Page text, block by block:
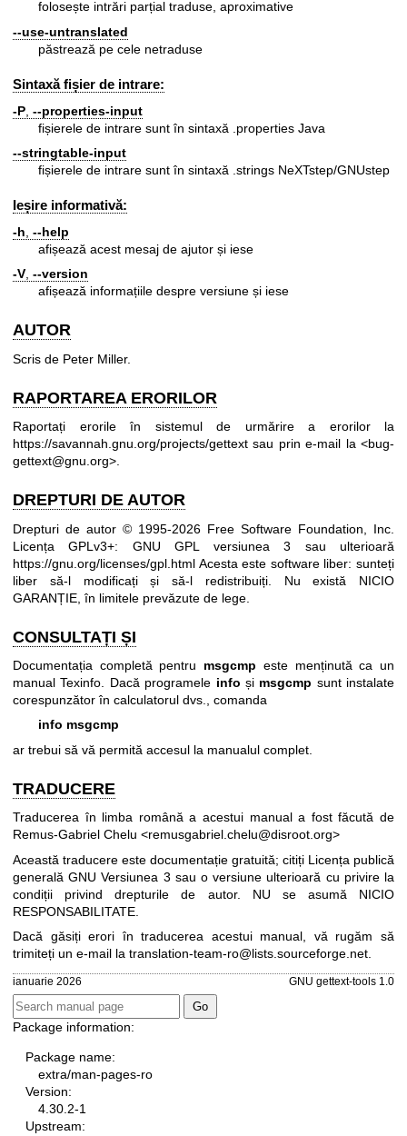
folosește intrări parțial traduse, aproximative
--use-untranslated
păstrează pe cele netraduse
Sintaxă fișier de intrare:
-P --properties-input
fișierele de intrare sunt în sintaxă .properties Java
--stringtable-input
fișierele de intrare sunt în sintaxă .strings NeXTstep/GNUstep
Ieșire informativă:
-h --help
afișează acest mesaj de ajutor și iese
-V --version
afișează informațiile despre versiune și iese
AUTOR
Scris de Peter Miller.
RAPORTAREA ERORILOR
Raportați erorile în sistemul de urmărire a erorilor la
https://savannah.gnu.org/projects/gettext sau prin e-mail la <bug-
gettext@gnu.org>.
DREPTURI DE AUTOR
Drepturi de autor © 1995-2026 Free Software Foundation, Inc.
Licența GPLv3+: GNU GPL versiunea 3 sau ulterioară
https://gnu.org/licenses/gpl.html Acesta este software liber: sunteți
liber să-l modificați și să-l redistribuiți. Nu există NICIO
GARANȚIE, în limitele prevăzute de lege.
CONSULTAȚI ȘI
Documentația completă pentru msgcmp este menținută ca un
manual Texinfo. Dacă programele info și msgcmp sunt instalate
corespunzător în calculatorul dvs., comanda
info msgcmp
ar trebui să vă permită accesul la manualul complet.
TRADUCERE
Traducerea în limba română a acestui manual a fost făcută de
Remus-Gabriel Chelu <remusgabriel.chelu@disroot.org>
Această traducere este documentație gratuită; citiți Licența publică
generală GNU Versiunea 3 sau o versiune ulterioară cu privire la
condiții privind drepturile de autor. NU se asumă NICIO
RESPONSABILITATE.
Dacă găsiți erori în traducerea acestui manual, vă rugăm să
trimiteți un e-mail la translation-team-ro@lists.sourceforge.net
ianuarie 2026 GNU gettext-tools 1.0
Package information:
Package name:
extra/man-pages-ro
Version:
4.30.2-1
Upstream: